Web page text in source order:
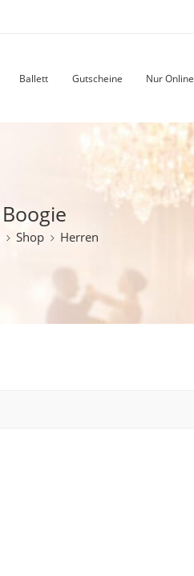
Ballett Gutscheine Nur Online
Boogie
Shop Herren